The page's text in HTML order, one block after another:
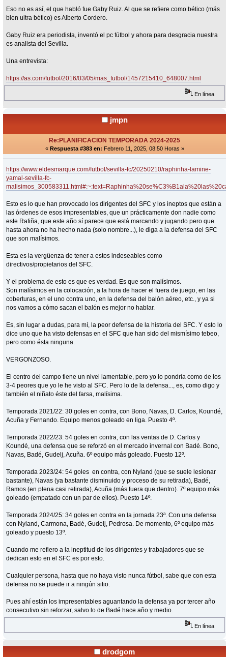
Eso no es así, el que habló fue Gaby Ruiz. Al que se refiere como bético (más
bien ultra bético) es Alberto Cordero.
Gaby Ruiz era periodista, inventó el pc fútbol y ahora para desgracia nuestra
es analista del Sevilla.
Una entrevista:
https://as.com/futbol/2016/03/05/mas_futbol/1457215410_648007.html
En línea
jmpn
Re:PLANIFICACION TEMPORADA 2024-2025
« Respuesta #383 en: Febrero 11, 2025, 08:50 Horas »
https://www.eldesmarque.com/futbol/sevilla-fc/20250210/raphinha-lamine-
yamal-sevilla-fc-
Esto es lo que han provocado los dirigentes del SFC y los ineptos que están a
las órdenes de esos impresentables, que un prácticamente don nadie como
este Rafiña, que este año sí parece que está marcando y jugando pero que
hasta ahora no ha hecho nada (solo nombre...), le diga a la defensa del SFC
que son malísimos.
Esta es la vergüenza de tener a estos indeseables como
directivos/propietarios del SFC.
Y el problema de esto es que es verdad. Es que son malísimos.
Son malísimos en la colocación, a la hora de hacer el fuera de juego, en las
coberturas, en el uno contra uno, en la defensa del balón aéreo, etc., y ya si
nos vamos a cómo sacan el balón es mejor no hablar.
Es, sin lugar a dudas, para mí, la peor defensa de la historia del SFC. Y esto lo
dice uno que ha visto defensas en el SFC que han sido del mismísimo tebeo,
pero como ésta ninguna.
VERGONZOSO.
El centro del campo tiene un nivel lamentable, pero yo lo pondría como de los
3-4 peores que yo le he visto al SFC. Pero lo de la defensa..., es, como digo y
también el niñato éste del farsa, malísima.
Temporada 2021/22: 30 goles en contra, con Bono, Navas, D. Carlos, Koundé,
Acuña y Fernando. Equipo menos goleado en liga. Puesto 4º.
Temporada 2022/23: 54 goles en contra, con las ventas de D. Carlos y
Koundé, una defensa que se reforzó en el mercado invernal con Badé. Bono,
Navas, Badé, Gudelj, Acuña. 6º equipo más goleado. Puesto 12º.
Temporada 2023/24: 54 goles en contra, con Nyland (que se suele lesionar
bastante), Navas (ya bastante disminuido y proceso de su retirada), Badé,
Ramos (en plena casi retirada), Acuña (más fuera que dentro). 7º equipo más
goleado (empatado con un par de ellos). Puesto 14º.
Temporada 2024/25: 34 goles en contra en la jornada 23ª. Con una defensa
con Nyland, Carmona, Badé, Gudelj, Pedrosa. De momento, 6º equipo más
goleado y puesto 13º.
Cuando me refiero a la ineptitud de los dirigentes y trabajadores que se
dedican esto en el SFC es por esto.
Cualquier persona, hasta que no haya visto nunca fútbol, sabe que con esta
defensa no se puede ir a ningún sitio.
Pues ahí están los impresentables aguantando la defensa ya por tercer año
consecutivo sin reforzar, salvo lo de Badé hace año y medio.
En línea
drodgom